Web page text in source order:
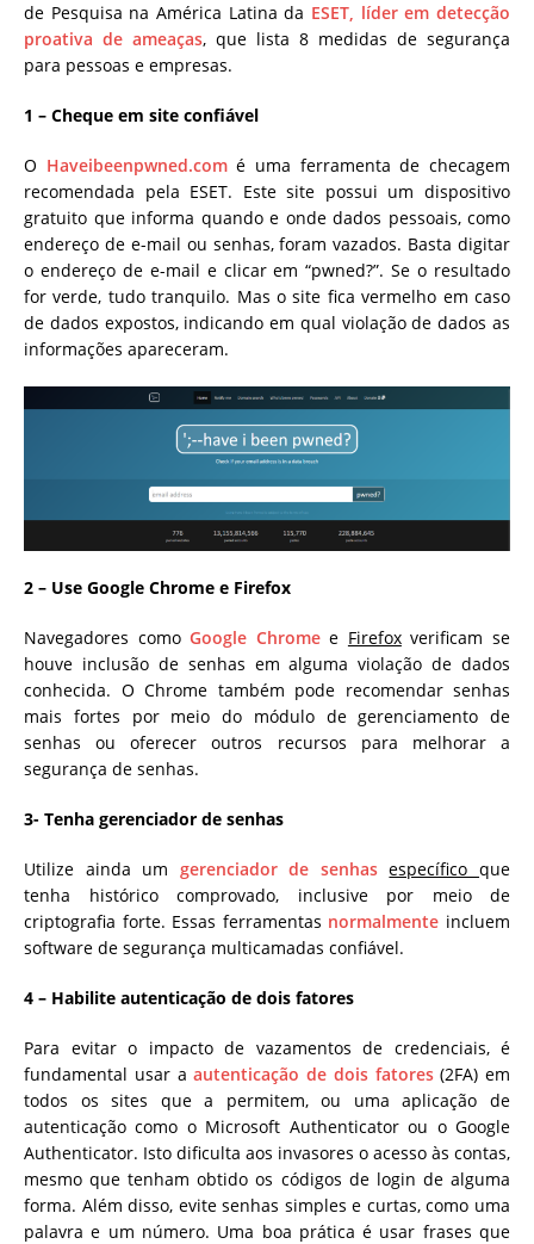
de Pesquisa na América Latina da ESET, líder em detecção
proativa de ameaças, que lista 8 medidas de segurança
para pessoas e empresas.
1 – Cheque em site confiável
O Haveibeenpwned.comé uma ferramenta de checagem
recomendada pela ESET. Este site possui um dispositivo
gratuito que informa quando e onde dados pessoais, como
endereço de e-mail ou senhas, foram vazados. Basta digitar
o endereço de e-mail e clicar em “pwned?”. Se o resultado
for verde, tudo tranquilo. Mas o site fica vermelho em caso
de dados expostos, indicando em qual violação de dados as
informações apareceram.
2 – Use Google Chrome e Firefox
Navegadores comoGoogle Chromee Firefoxverificam se
houve inclusão de senhas em alguma violação de dados
conhecida. O Chrome também pode recomendar senhas
mais fortes por meio do módulo de gerenciamento de
senhas ou oferecer outros recursos para melhorar a
segurança de senhas.
3- Tenha gerenciador de senhas
Utilize ainda um gerenciador de senhasespecíficoque
tenha histórico comprovado, inclusive por meio de
criptografia forte. Essas ferramentas normalmente incluem
software de segurança multicamadas confiável.
4 – Habilite autenticação de dois fatores
Para evitar o impacto de vazamentos de credenciais, é
fundamental usar aautenticação de dois fatores(2FA) em
todos os sites que a permitem, ou uma aplicação de
autenticação como o Microsoft Authenticator ou o Google
Authenticator. Isto dificulta aos invasores o acesso às contas,
mesmo que tenham obtido os códigos de login de alguma
forma. Além disso, evite senhas simples e curtas, como uma
palavra e um número. Uma boa prática é usar frases que